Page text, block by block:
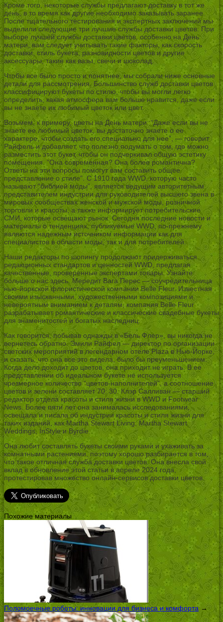
Кроме того, некоторые службы предлагают доставку в тот же
день, в то время как другие необходимо заказывать заранее.
После тщательного тестирования и экспертных заключений мы
выделили следующие три лучшие службы доставки цветов: При
выборе лучшей службы доставки цветов, особенно на День
матери, вам следует учитывать такие факторы, как скорость
доставки, стиль букета, разновидности цветов и другие
аксессуары, такие как вазы, свечи и шоколад.
Чтобы все было просто и понятнее, мы собрали ниже основные
детали для рассмотрения. Большинство служб доставки цветов
классифицируют букеты по стилю, чтобы вы могли легко
определить, какая атмосфера вам больше нравится, даже если
вы не знаете их любимый цветок или цвет.
Возьмем, к примеру, цветы на День матери: “Даже если вы не
знаете ее любимый цветок, вы достаточно знаете о ее
характере, чтобы создать его специально для нее”, — говорит
Райфель и добавляет, что полезно подумать о том, где можно
разместить этот букет, чтобы он подчеркивал общую эстетику
помещения. “Она современная? Она более романтична?
Ответы на эти вопросы помогут вам составить общее
представление о стиле”. С 1910 года WWD, которую часто
называют “библией моды”, является ведущим авторитетным
представителем индустрии для руководителей высшего звена в
мировых сообществах женской и мужской моды, розничной
торговли и красоты, а также информирует потребительские
СМИ, которые освещают рынок. Сегодня последние новости и
материалы о тенденциях, публикуемые WWD, по-прежнему
являются надежным источником информации как для
специалистов в области моды, так и для потребителей.
Наши редакторы по шопингу продолжают придерживаться
редакционных стандартов и ценностей WWD, предлагая
качественные, проверенные экспертами товары. Узнайте
больше о нас здесь. Мередит Вага Перес — соучредительница
нью-йоркской флористической компании Belle Fleur. Известная
своими изысканными, художественными композициями и
невероятным вниманием к деталям, компания Belle Fleur
разрабатывает романтические и классические свадебные букеты
для знаменитостей и богатых наследниц.
Как говорится, побывав однажды в «Бель Флер», вы никогда не
вернетесь обратно. Эмили Райфел — директор по организации
светских мероприятий в легендарном отеле Plaza в Нью-Йорке,
и сказать, что она все это видела, было бы преуменьшением.
Когда дело доходит до цветов, она приходит не играть. В ее
представлении об идеальном букете не используется
чрезмерное количество “цветов-наполнителей”, а соотношение
цветов и зелени составляет 70: 30. Клэр Салливан — старший
редактор отдела красоты и стиля жизни в WWD и Footwear
News. Более пяти лет она занималась исследованиями,
освещала и писала об индустрии красоты и стиля жизни для
таких изданий, как Martha Stewart Living, Martha Stewart
Weddings, InStyle и Byrdie.
Она любит составлять букеты своими руками и ухаживать за
комнатными растениями, поэтому хорошо разбирается в том,
что такое отличная служба доставки цветов. Она внесла свой
вклад в обновление этой статьи в апреле 2024 года,
протестировав множество онлайн-сервисов доставки цветов.
Похожие материалы
Поломоечные роботы: инновации для бизнеса и комфорта→